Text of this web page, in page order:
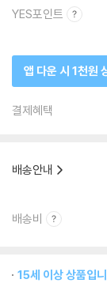
YES포인트
앱 다운 시 1천원
결제혜택
배송안내
배송비
15세 이상 상품입